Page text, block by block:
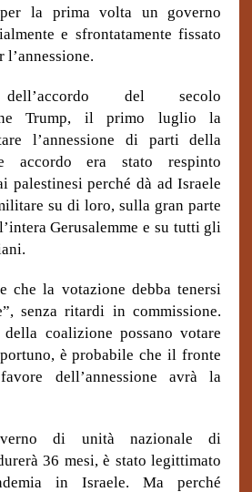
la prima volta un governo
e sfrontatamente fissato
l’annessione.
del secolo
Trump, il primo luglio la
l’annessione di parti della
accordo era stato respinto
palestinesi perché dà ad Israele
su di loro, sulla gran parte
Gerusalemme e su tutti gli
che la votazione debba tenersi
senza ritardi in commissione.
coalizione possano votare
è probabile che il fronte
dell’annessione avrà la
di unità nazionale di
36 mesi, è stato legittimato
in Israele. Ma perché